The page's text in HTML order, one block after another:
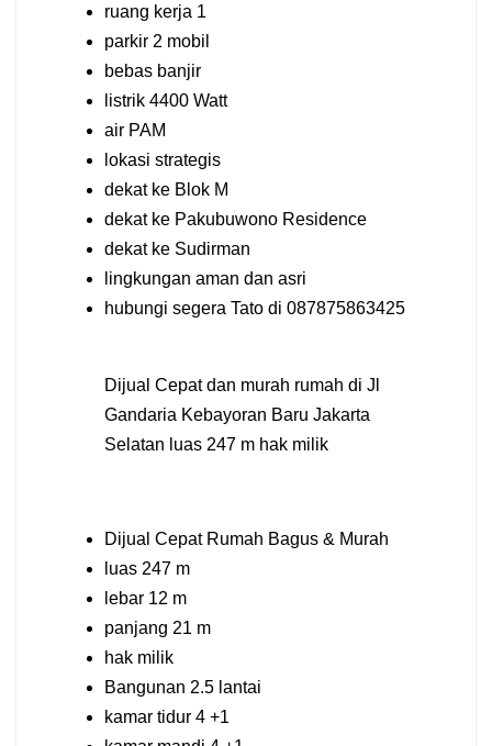
ruang kerja 1
parkir 2 mobil
bebas banjir
listrik 4400 Watt
air PAM
lokasi strategis
dekat ke Blok M
dekat ke Pakubuwono Residence
dekat ke Sudirman
lingkungan aman dan asri
hubungi segera Tato di 087875863425
Dijual Cepat dan murah rumah di Jl
Gandaria Kebayoran Baru Jakarta
Selatan luas 247 m hak milik
Dijual Cepat Rumah Bagus & Murah
luas 247 m
lebar 12 m
panjang 21 m
hak milik
Bangunan 2.5 lantai
kamar tidur 4 +1